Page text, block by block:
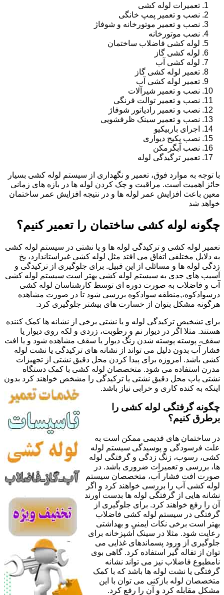
تعمیرات لوله کشی
نصب و تعمیر پمپ خانگی
نصب و تعمیر موتورخانه و شوفاژ
نصب موتورخانه
لوله کشی فاضلاب ساختمان
لوله کشی گاز
لوله کشی آب
تعمیر لوله کشی گاز
تعمیر لوله کشی آب
نصب و تعمیر شیرآلات
نصب و تعمیر توالت فرنگی
نصب و تعمیر رادیاتور شوفاژ
نصب و تعمیر سینک ظرفشویی
اجرای باربیکیو
نصب پکیج دیواری
نصب آبگرمکن
تعمیر ترگیدگی لوله
با توجه به موارد فوق، تعمیر و نگهداری از سیستم لوله کشی بسیار
حائز اهمیت است. مراقبت و چک کردن لوله ها در بازه های زمانی
معین باعث افزایش عمر لوله ها و در نتیجه افزایش عمر ساختمان
خواهد شد
چگونه لوله کشی ساختمان را تعمیر کنیم؟
تعمیر لوله کشی و ترکیدگی لوله ها و یا نشتی در سیستم لوله کشی
به دلایل مختلفی اتفاق می افتد مثل لوله کشی غیراستاندارد، یخ
زدگی لوله ها و مسائلی از این قبیل. برای جلوگیری از ترکیدگی و
آسیب های جدی به سیستم لوله کشی بهتر است سیستم لوله کشی
آب و فاضلاب به صورت دوره ای توسط کارشناسان لوله کشی
درسوادکوه،,منطقه سوادکوه بررسی شود تا در صورت مشاهده
هرگونه مشکل بتوان از خسارت های بیشتر جلوگیری کرد.
برای تشخیص ترکیدگی لوله و یا نشتی برخی از نشانه ها کمک کننده
هستند. مثلا اگر در دیوار نم و رطوبت، زردی و لکه روی دیوار یا
سقف، پوسته پوسته شدن رنگ دیوار یا سقف مشاهده شود و یا افت
فشار آب بدون دلیل می تواند از نشانه های ترکیدگی یا نشت لوله
کشی باشد. امروزه برای پیدا کردن محل دقیق نشتی از تجهیزات
مدرن استفاده می شود. متخصصان لوله کشی با کمک دستگاه
نشتی یاب محل دقیق نشتی یا ترکیدگی را مشخص خواهند کرد بدون
اینکه به کنده کاری و خرابی نیاز باشد.
چگونه گرفتگی لوله کشی را
برطرق کنیم؟
در ساختمان های قدیمی ممکن است به
علت فرسودگی و پوسیدگی سیستم لوله
کشی، رسوب، زنگ زدگی و گرفتگی لوله
ها، بررسی و تعمیرات ضروری باشد. در
صورت افت فشار آب، متخصصان سیستم
لوله کشی آب را بررسی خواهند کرد و اگر
نشانه هایی از گرفتگی لوله ها بدست آورند
آن را رفع خواهند کرد. برای جلوگیری از
گرفتگی در سیستم لوله کشی فاضلاب
بهتر است برخی نکات ایمنی و بهداشتی
رعایت شود. مثلا در سینک آشپزخانه برای
جلوگیری از ورود پسماندهای غذایی می
توان از تفاله گیر استفاده کرد. گاهی بوی
نامطبوع فاضلاب نیز می تواند نشانه
گرفتگی یا نشت لوله ها باشد که با کمک
متخصصان لوله بازکنی می توان با این
مشکل مقابله کرد و آن را رفع کرد.